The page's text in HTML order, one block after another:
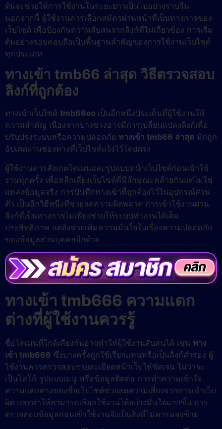
ต้นจะช่วยให้การใช้งานในระยะยาวเป็นไปอย่างราบรื่น
นอกจากนี้ ผู้ใช้งานควรเลือกสมัครผ่านหน้าที่เป็นทางการของ
เว็บไซต์ เพื่อป้องกันความสับสนจากลิงก์ที่ไม่เกี่ยวข้อง การเริ่ม
ต้นอย่างรอบคอบถือเป็นพื้นฐานสำคัญของการใช้งานเว็บไซต์
ทุกประเภท
ทางเข้า tmb66 ล่าสุด วิธีตรวจสอบ
ลิงก์ที่ถูกต้อง
ทางเข้าเว็บไซต์ tmb66co เป็นอีกหนึ่งประเด็นที่ผู้ใช้งานให้
ความสำคัญ เนื่องจากบางช่วงอาจมีการเปลี่ยนแปลงลิงก์เพื่อ
ปรับปรุงระบบหรือความปลอดภัย ทางเข้า tmb66 ล่าสุด มักถูก
อัปเดตผ่านช่องทางที่เว็บไซต์แจ้งไว้โดยตรง
ผู้ใช้งานควรสังเกตโดเมนและรูปแบบหน้าเว็บไซต์ก่อนเข้าใช้
งานทุกครั้ง เพื่อหลีกเลี่ยงเว็บไซต์ที่มีลักษณะคล้ายกันแต่ไม่ใช่
แหล่งข้อมูลจริง การบันทึกทางเข้าที่ถูกต้องไว้ในอุปกรณ์ส่วน
ตัว เป็นอีกวิธีหนึ่งที่ช่วยลดความผิดพลาด การเข้าใช้งานผ่าน
ลิงก์ที่เป็นทางการไม่เพียงช่วยให้ระบบทำงานได้เต็ม
ประสิทธิภาพ แต่ยังช่วยเพิ่มความมั่นใจในเรื่องความปลอดภัย
ของข้อมูลส่วนบุคคลอีกด้วย
ทางเข้า tmb666 ความแตก
ต่างที่ผู้ใช้งานควรรู้
ชื่อโดเมนที่ใกล้เคียงกันอาจทำให้ผู้ใช้งานสับสนได้ เช่น ทาง
เข้า tmb666 ซึ่งบางครั้งถูกใช้เรียกแทนหรือเป็นลิงก์สำรอง ผู้
ใช้งานควรตรวจสอบรายละเอียดหน้าเว็บให้ชัดเจน ไม่ว่าจะ
เป็นโลโก้ รูปแบบเมนู หรือข้อมูลติดต่อ การทำความเข้าใจ
ความแตกต่างของชื่อเว็บไซต์ช่วยลดความเสี่ยงจากการเข้าเว็บ
ผิด และทำให้สามารถเลือกใช้งานได้อย่างมั่นใจมากขึ้น การ
ตรวจสอบข้อมูลก่อนเข้าใช้งานจึงเป็นสิ่งที่ไม่ควรมองข้าม